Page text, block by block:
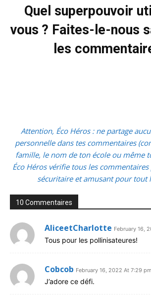
Quel superpouvoir
vous ? Faites-le-nous
les
Attention, Éco Héros : ne partage
personnelle dans tes commentaires
famille, le nom de ton école ou même
Éco Héros vérifie tous les
sécuritaire et amusant pour tout
10 Commentaires
AliceetCharlotte February 16,
Tous pour les pollinisateures!
Cobcob February 16, 2022 At 7:29 pm
J’adore ce défi.